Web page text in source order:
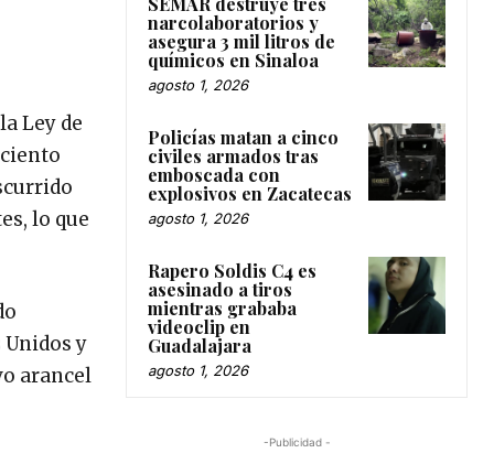
Ley de
lo que
y
arancel
narcolaboratorios y
asegura 3 mil litros de
químicos en Sinaloa
agosto 1, 2026
Policías matan a cinco
civiles armados tras
emboscada con
explosivos en Zacatecas
agosto 1, 2026
Rapero Soldis C4 es
asesinado a tiros
mientras grababa
videoclip en
Guadalajara
agosto 1, 2026
-Publicidad -